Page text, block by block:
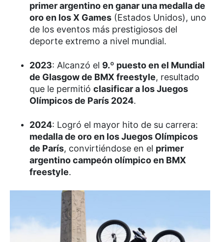
primer argentino en ganar una medalla de
oro en los X Games (Estados Unidos), uno
de los eventos más prestigiosos del
deporte extremo a nivel mundial.
2023: Alcanzó el 9.º puesto en el Mundial
de Glasgow de BMX freestyle, resultado
que le permitió clasificar a los Juegos
Olímpicos de París 2024.
2024: Logró el mayor hito de su carrera:
medalla de oro en los Juegos Olímpicos
de París, convirtiéndose en el primer
argentino campeón olímpico en BMX
freestyle.